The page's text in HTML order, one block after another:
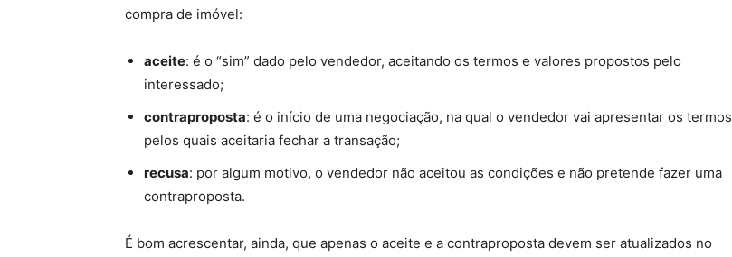
compra de imóvel:
aceite: é o “sim” dado pelo vendedor, aceitando os termos e valores propostos pelo
interessado;
contraproposta: é o início de uma negociação, na qual o vendedor vai apresentar os termos
pelos quais aceitaria fechar a transação;
recusa: por algum motivo, o vendedor não aceitou as condições e não pretende fazer uma
contraproposta.
É bom acrescentar, ainda, que apenas o aceite e a contraproposta devem ser atualizados no